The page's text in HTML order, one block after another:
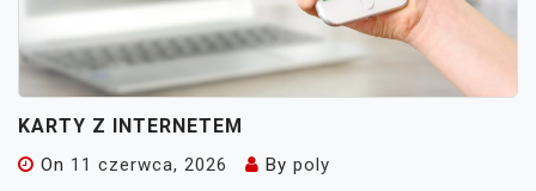
KARTY Z INTERNETEM
On 11 czerwca, 2026 By poly